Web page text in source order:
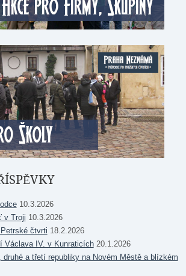
10.3.2026
v Troji 10.3.2026
čtvrti 18.2.2026
Václava IV. v Kunraticích 20.1.2026
druhé a třetí republiky na Novém Městě a blízkém